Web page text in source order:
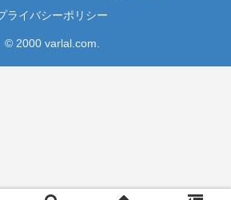
ライバシーポリシー
© 2000 varlal.com.